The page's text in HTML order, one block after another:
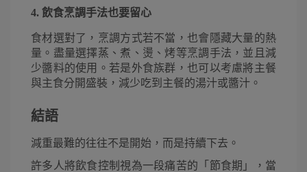
4. 飲食烹調手法也要留心
食材選對了，烹調方式若不當，也會隱藏大量的熱
量。盡量選擇蒸、煮、燙、烤等烹調手法，並且減
少醬料的使用。若是外食族群，也可以考慮將主餐
與主食分開盛裝，減少吃到主餐的湯汁或醬汁。
結語
減重最難的往往不是開始，而是持續下去。
許多人將飲食控制視為一段痛苦的「節食期」，當